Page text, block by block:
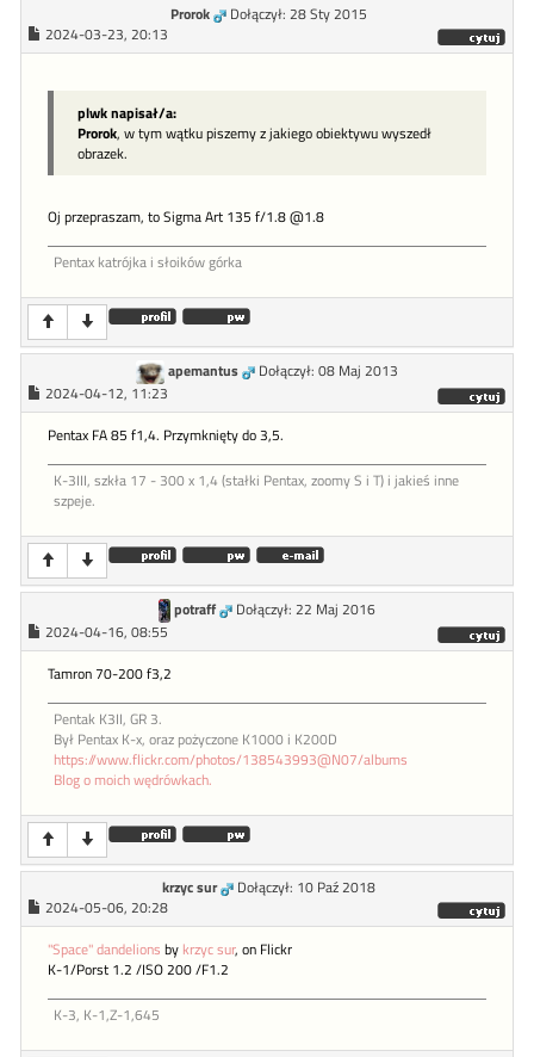
Prorok
Dołączył: 28 Sty 2015
2024-03-23, 20:13
plwk napisał/a:
Prorok, w tym wątku piszemy z jakiego obiektywu wyszedł
obrazek.
Oj przepraszam, to Sigma Art 135 f/1.8 @1.8
Pentax katrójka i słoików górka
apemantus
Dołączył: 08 Maj 2013
2024-04-12, 11:23
Pentax FA 85 f1,4. Przymknięty do 3,5.
K-3III, szkła 17 - 300 x 1,4 (stałki Pentax, zoomy S i T) i jakieś inne
szpeje.
potraff
Dołączył: 22 Maj 2016
2024-04-16, 08:55
Tamron 70-200 f3,2
Pentak K3II, GR 3.
Był Pentax K-x, oraz pożyczone K1000 i K200D
https://www.flickr.com/photos/138543993@N07/albums
Blog o moich wędrówkach.
krzyc sur
Dołączył: 10 Paź 2018
2024-05-06, 20:28
"Space" dandelions by krzyc sur, on Flickr
K-1/Porst 1.2 /ISO 200 /F1.2
K-3, K-1,Z-1,645